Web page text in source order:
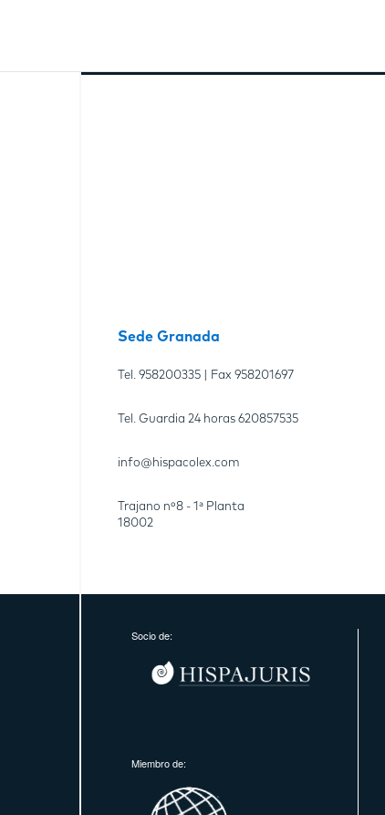
Sede Granada
Tel. 958200335 | Fax 958201697
Tel. Guardia 24 horas 620857535
info@hispacolex.com
Trajano nº8 - 1ª Planta
18002
Socio de:
Miembro de: